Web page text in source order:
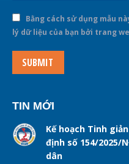
Bằng cách sử dụng mẫu
lý dữ liệu của bạn bởi trang
SUBMIT
TIN MỚI
Kế hoạch Tinh
định số 154/2025/
dân